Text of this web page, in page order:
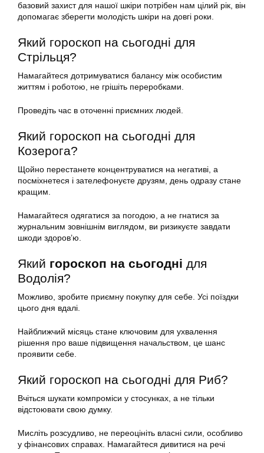
базовий захист для нашої шкіри потрібен нам цілий рік, він
допомагає зберегти молодість шкіри на довгі роки.
Який гороскоп на сьогодні для
Стрільця?
Намагайтеся дотримуватися балансу між особистим
життям і роботою, не грішіть переробками.
Проведіть час в оточенні приємних людей.
Який гороскоп на сьогодні для
Козерога?
Щойно перестанете концентруватися на негативі, а
посміхнетеся і зателефонуєте друзям, день одразу стане
кращим.
Намагайтеся одягатися за погодою, а не гнатися за
журнальним зовнішнім виглядом, ви ризикуєте завдати
шкоди здоров’ю.
Який гороскоп на сьогодні для
Водолія?
Можливо, зробите приємну покупку для себе. Усі поїздки
цього дня вдалі.
Найближчий місяць стане ключовим для ухвалення
рішення про ваше підвищення начальством, це шанс
проявити себе.
Який гороскоп на сьогодні для Риб?
Вчіться шукати компроміси у стосунках, а не тільки
відстоювати свою думку.
Мисліть розсудливо, не переоцініть власні сили, особливо
у фінансових справах. Намагайтеся дивитися на речі